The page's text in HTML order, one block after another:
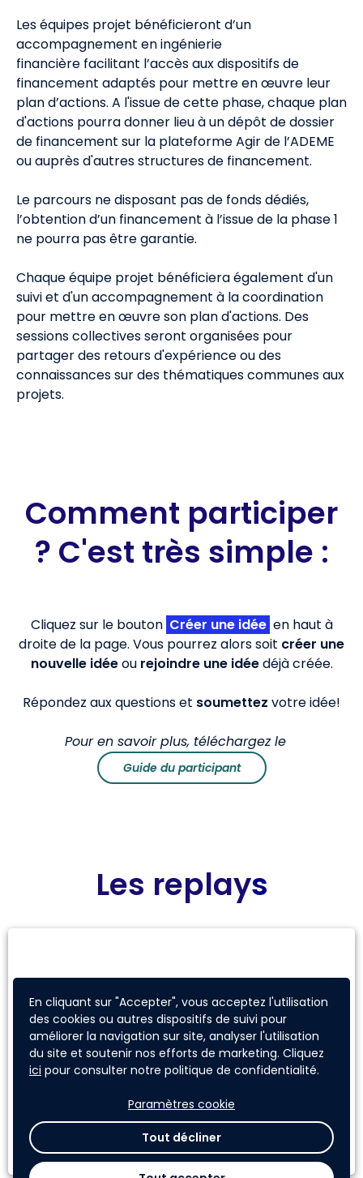
En cliquant sur "Accepter", vous acceptez l'utilisation
des cookies ou autres dispositifs de suivi pour
améliorer la navigation sur site, analyser l'utilisation
du site et soutenir nos efforts de marketing. Cliquez
ici pour consulter notre politique de confidentialité.
Paramètres cookie
Tout décliner
Les équipes projet bénéficieront d’un
accompagnement en ingénierie
financière facilitant l’accès aux dispositifs de
financement adaptés pour mettre en œuvre leur
plan d’actions. A l'issue de cette phase, chaque plan
d'actions pourra donner lieu à un dépôt de dossier
de financement sur la plateforme Agir de l’ADEME
ou auprès d'autres structures de financement.
Le parcours ne disposant pas de fonds dédiés,
l’obtention d’un financement à l’issue de la phase 1
ne pourra pas être garantie.
Chaque équipe projet bénéficiera également d'un
suivi et d'un accompagnement à la coordination
pour mettre en œuvre son plan d'actions. Des
sessions collectives seront organisées pour
partager des retours d'expérience ou des
connaissances sur des thématiques communes aux
projets.
Comment participer
? C'est très simple :
Cliquez sur le bouton Créer une idée en haut à
droite de la page. Vous pourrez alors soit créer une
nouvelle idéeou rejoindre une idéedéjà créée.
Répondez aux questions et soumettez votre idée!
Pour en savoir plus, téléchargez le
Guide du participant
Les replays
Webinaire d'ouverture
26 juin 2025